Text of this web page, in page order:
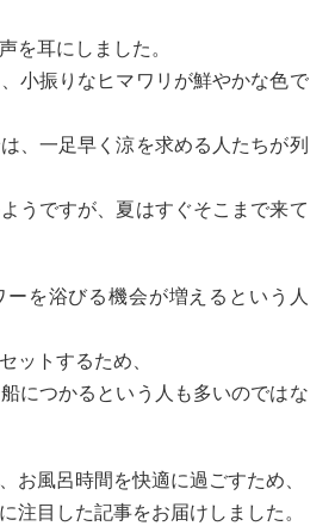
を耳にしました。
小振りなヒマワリが鮮やかな色で
、一足早く涼を求める人たちが列
うですが、夏はすぐそこまで来て
を浴びる機会が増えるという人
ットするため、
につかるという人も多いのではな
お風呂時間を快適に過ごすため、
注目した記事をお届けしました。